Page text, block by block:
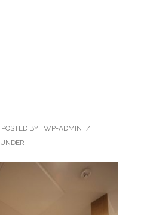
POSTED BY : WP-ADMIN /
UNDER :